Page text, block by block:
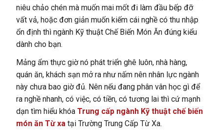
niêu chảo chén mà muốn mai mốt đi làm đầu bếp đỡ
vất vả, hoặc đơn giản muốn kiếm cái nghề có thu nhập
ổn định thì ngành Kỹ thuật Chế Biến Món Ăn đúng kiểu
dành cho bạn.
Mảng ẩm thực giờ nó phát triển ghê luôn, nhà hàng,
quán ăn, khách sạn mở ra như nấm nên nhân lực ngành
này chưa bao giờ đủ. Nên nếu đang phân vân học gì để
ra nghề nhanh, có việc, có tiền, có tương lai thì cứ mạnh
dạn tìm hiểu khóa Trung cấp ngành Kỹ thuật chế biến
món ăn Từ xatại Trường Trung Cấp Từ Xa.